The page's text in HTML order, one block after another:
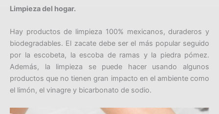
Limpieza del hogar.
Hay productos de limpieza 100% mexicanos, duraderos y
biodegradables. El zacate debe ser el más popular seguido
por la escobeta, la escoba de ramas y la piedra pómez.
Además, la limpieza se puede hacer usando algunos
productos que no tienen gran impacto en el ambiente como
el limón, el vinagre y bicarbonato de sodio.